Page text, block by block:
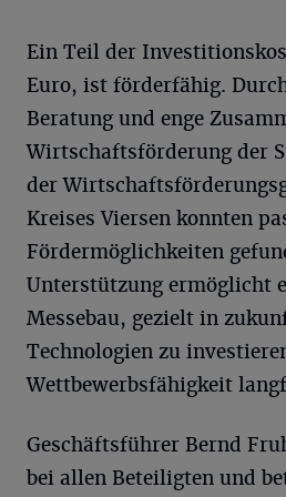
Ein Teil der
Euro, ist förderfähig.
Beratung und enge
Wirtschaftsförderung der
der
Kreises Viersen konnten
Fördermöglichkeiten
Unterstützung ermöglicht
Messebau, gezielt in
Technologien zu
Wettbewerbsfähigkeit
Geschäftsführer Bernd
bei allen Beteiligten und